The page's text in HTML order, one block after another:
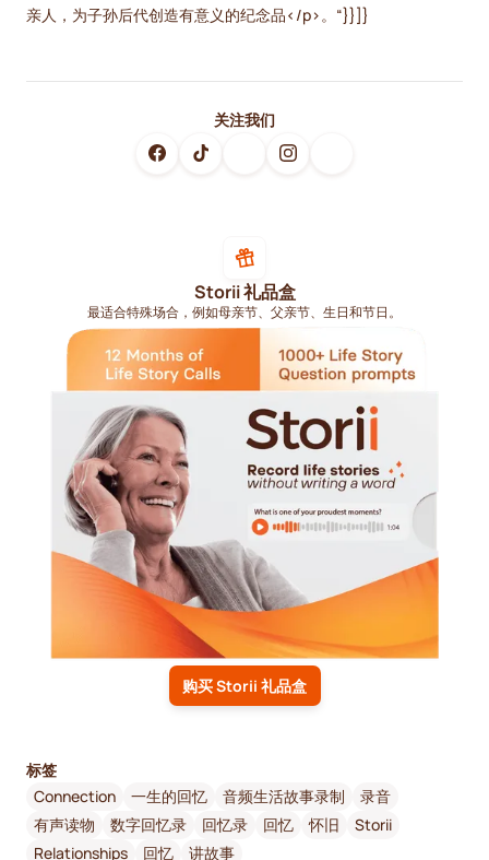
亲人，为子孙后代创造有意义的纪念品</p>。“}}]}
关注我们
Storii 礼品盒
最适合特殊场合，例如母亲节、父亲节、生日和节日。
购买 Storii 礼品盒
标签
Connection
一生的回忆 音频生活故事录制
录音
有声读物
数字回忆录 回忆录 回忆 怀旧
Storii
Relationships
回忆 讲故事